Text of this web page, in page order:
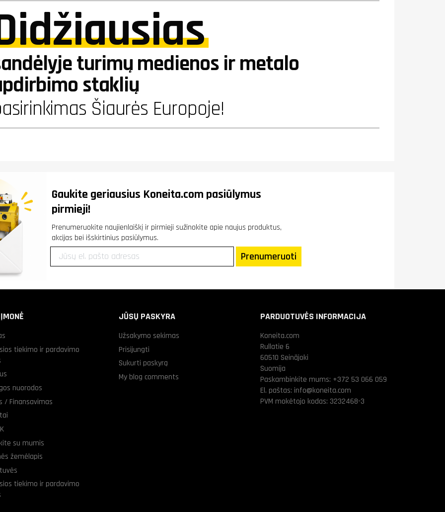
turimų medienos ir metalo
staklių
Šiaurės Europoje!
Gaukite geriausius Koneita.com pasiūlymus
pirmieji!
Prenumeruokite naujienlaiškį ir pirmieji sužinokite apie naujus produktus,
akcijas bei išskirtinius pasiūlymus.
Prenumeruoti
tiekimo ir pardavimo
nuorodos
/ Finansavimas
su mumis
žemėlapis
tiekimo ir pardavimo
JŪSŲ PASKYRA
Užsakymo sekimas
Prisijungti
Sukurti paskyrą
My blog comments
PARDUOTUVĖS INFORMACIJA
Koneita.com
Rullatie 6
60510 Seinäjoki
Suomija
Paskambinkite mums: +372 53 066 059
El. paštas: info@koneita.com
PVM mokėtojo kodas: 3232468-3